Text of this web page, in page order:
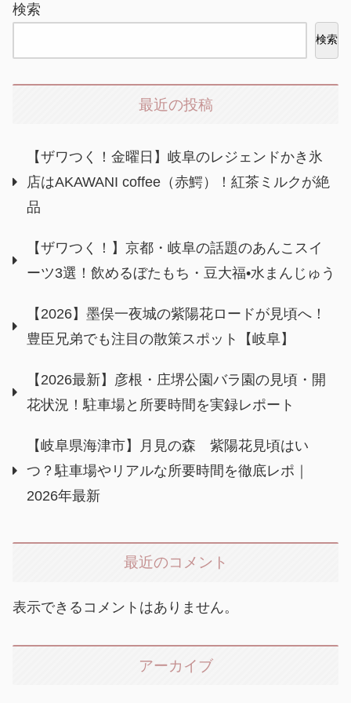
検索
検索
最近の投稿
【ザワつく！金曜日】岐阜のレジェンドかき氷
店はAKAWANI coffee（赤鰐）！紅茶ミルクが絶
品
【ザワつく！】京都・岐阜の話題のあんこスイ
ーツ3選！飲めるぼたもち・豆大福•水まんじゅう
【2026】墨俣一夜城の紫陽花ロードが見頃へ！
豊臣兄弟でも注目の散策スポット【岐阜】
【2026最新】彦根・庄堺公園バラ園の見頃・開
花状況！駐車場と所要時間を実録レポート
【岐阜県海津市】月見の森 紫陽花見頃はい
つ？駐車場やリアルな所要時間を徹底レポ｜
2026年最新
最近のコメント
表示できるコメントはありません。
アーカイブ